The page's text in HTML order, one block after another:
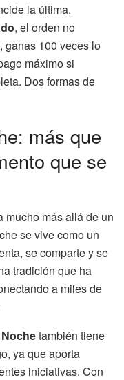
la última,
, el orden no
ganas 100 veces lo
máximo si
Dos formas de
más que
que se
mucho más allá de un
se vive como un
se comparte y se
tradición que ha
a miles de
también tiene
ya que aporta
iniciativas. Con